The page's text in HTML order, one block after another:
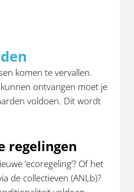
komen te vervallen.
ontvangen moet je
voldoen. Dit wordt
regelingen
‘ecoregeling’? Of het
de collectieven (ANLb)?